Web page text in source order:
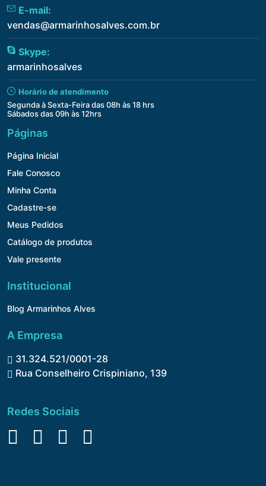
E-mail:
vendas@armarinhosalves.com.br
Skype:
armarinhosalves
Horário de atendimento
Segunda à Sexta-Feira das 08h às 18 hrs
Sábados das 09h às 12hrs
Páginas
Página Inicial
Fale Conosco
Minha Conta
Cadastre-se
Meus Pedidos
Catálogo de produtos
Vale presente
Institucional
Blog Armarinhos Alves
A Empresa
31.324.521/0001-28
Rua Conselheiro Crispiniano, 139
Redes Sociais